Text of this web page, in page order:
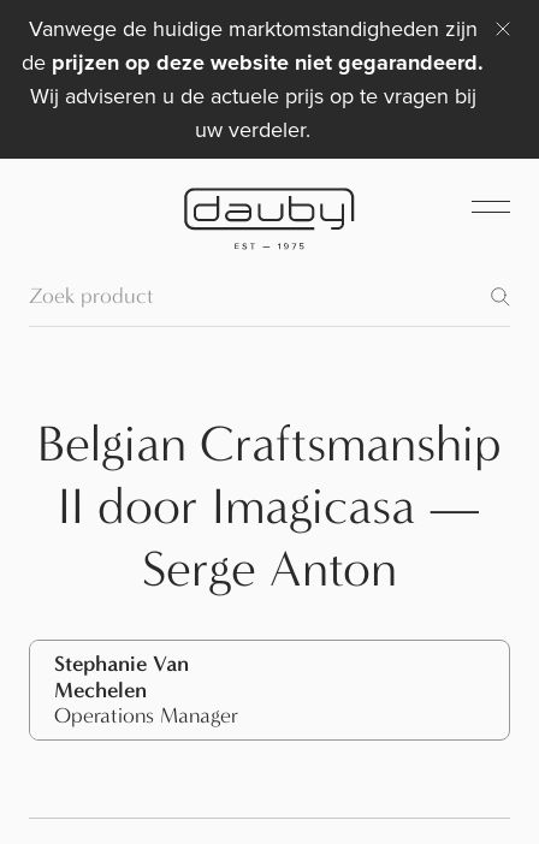
Vanwege de huidige marktomstandigheden zijn
de prijzen op deze website niet gegarandeerd.
Wij adviseren u de actuele prijs op te vragen bij
uw verdeler.
Belgian Craftsmanship
II door Imagicasa —
Serge Anton
Stephanie Van
Mechelen
Operations Manager